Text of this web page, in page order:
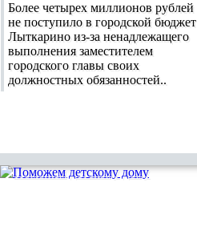
Более четырех миллионов рублей
не поступило в городской бюджет
Лыткарино из-за ненадлежащего
выполнения заместителем
городского главы своих
должностных обязанностей..